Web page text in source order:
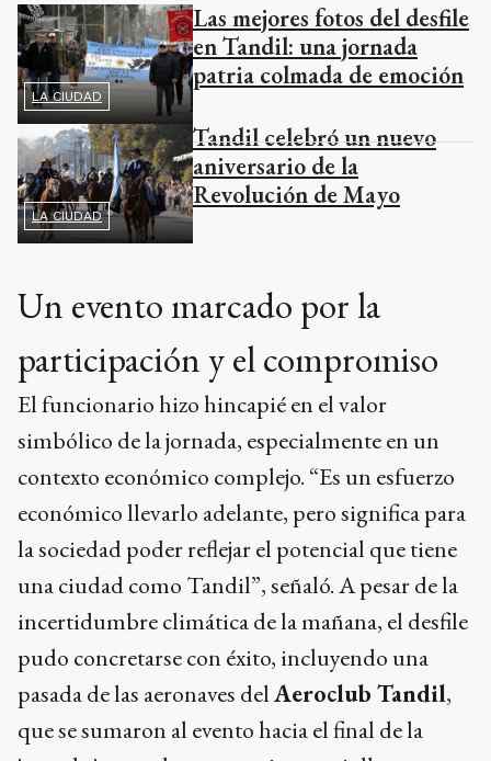
LA CIUDAD
Las mejores fotos del desfile
en Tandil: una jornada
patria colmada de emoción
LA CIUDAD
Tandil celebró un nuevo
aniversario de la
Revolución de Mayo
Un evento marcado por la
participación y el compromiso
El funcionario hizo hincapié en el valor
simbólico de la jornada, especialmente en un
contexto económico complejo. “Es un esfuerzo
económico llevarlo adelante, pero significa para
la sociedad poder reflejar el potencial que tiene
una ciudad como Tandil”, señaló. A pesar de la
incertidumbre climática de la mañana, el desfile
pudo concretarse con éxito, incluyendo una
pasada de las aeronaves delAeroclub Tandil,
que se sumaron al evento hacia el final de la